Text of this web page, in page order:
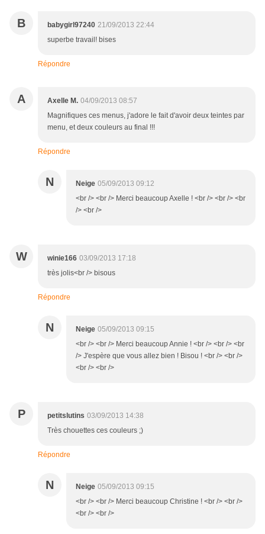
B babygirl97240 21/09/2013 22:44
superbe travail! bises
Répondre
A Axelle M. 04/09/2013 08:57
Magnifiques ces menus, j'adore le fait d'avoir deux teintes par
menu, et deux couleurs au final !!!
Répondre
N Neige 05/09/2013 09:12
<br /> <br /> Merci beaucoup Axelle ! <br /> <br /> <br
/> <br />
W winie166 03/09/2013 17:18
très jolis<br /> bisous
Répondre
N Neige 05/09/2013 09:15
<br /> <br /> Merci beaucoup Annie ! <br /> <br /> <br
/> J'espère que vous allez bien ! Bisou ! <br /> <br />
<br /> <br />
P petitslutins 03/09/2013 14:38
Très chouettes ces couleurs ;)
Répondre
N Neige 05/09/2013 09:15
<br /> <br /> Merci beaucoup Christine ! <br /> <br />
<br /> <br />